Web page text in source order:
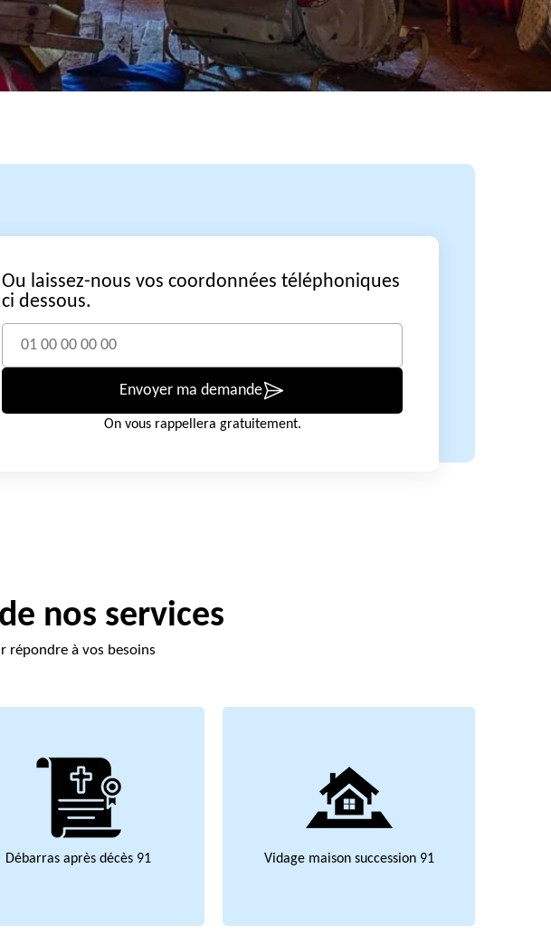
Ou laissez-nous vos coordonnées téléphoniques
ci dessous.
Envoyer ma demande
On vous rappellera gratuitement.
nos services
répondre à vos besoins
Débarras après décès 91 Vidage maison succession 91